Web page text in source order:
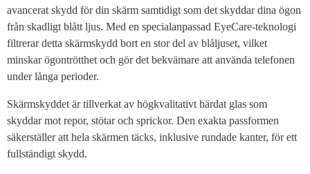
avancerat skydd för din skärm samtidigt som det skyddar dina ögon
från skadligt blått ljus. Med en specialanpassad EyeCare-teknologi
filtrerar detta skärmskydd bort en stor del av blåljuset, vilket
minskar ögontrötthet och gör det bekvämare att använda telefonen
under långa perioder.
Skärmskyddet är tillverkat av högkvalitativt härdat glas som
skyddar mot repor, stötar och sprickor. Den exakta passformen
säkerställer att hela skärmen täcks, inklusive rundade kanter, för ett
fullständigt skydd.